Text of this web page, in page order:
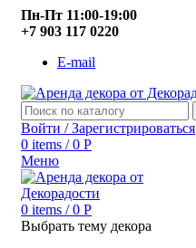
Пн-Пт 11:00-19:00
+7 903 117 0220
E-mail
Войти / Зарегистрироваться
0 items / 0 Р
Меню
0 items / 0 Р
Выбрать тему декора